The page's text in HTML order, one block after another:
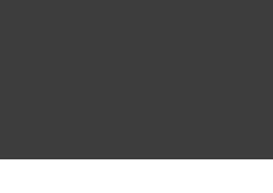
dağıtılması halinde yasal haklarımız işletilecektir.